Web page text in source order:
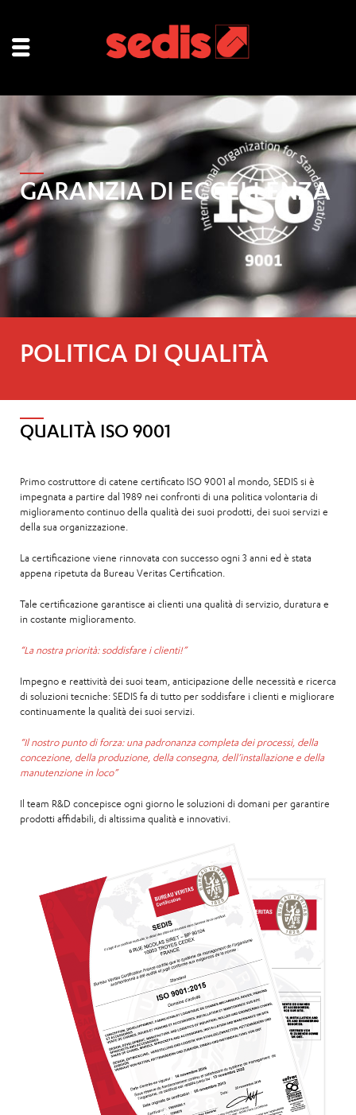
GARANZIA DI ECCELLENZA
POLITICA DI QUALITÀ
QUALITÀ ISO 9001
Primo costruttore di catene certificato ISO 9001 al mondo, SEDIS si è
impegnata a partire dal 1989 nei confronti di una politica volontaria di
miglioramento continuo della qualità dei suoi prodotti, dei suoi servizi e
della sua organizzazione.
La certificazione viene rinnovata con successo ogni 3 anni ed è stata
appena ripetuta da Bureau Veritas Certification.
Tale certificazione garantisce ai clienti una qualità di servizio, duratura e
in costante miglioramento.
“La nostra priorità: soddisfare i clienti!”
Impegno e reattività dei suoi team, anticipazione delle necessità e ricerca
di soluzioni tecniche: SEDIS fa di tutto per soddisfare i clienti e migliorare
continuamente la qualità dei suoi servizi.
“Il nostro punto di forza: una padronanza completa dei processi, della
concezione, della produzione, della consegna, dell’installazione e della
manutenzione in loco”
Il team R&D concepisce ogni giorno le soluzioni di domani per garantire
prodotti affidabili, di altissima qualità e innovativi.